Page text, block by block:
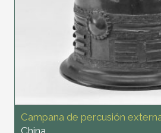
Campana de percusión
China